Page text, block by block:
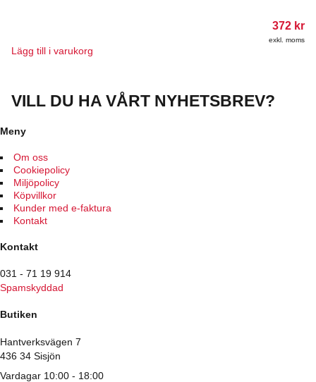
372 kr
exkl. moms
Lägg till i varukorg
VILL DU HA VÅRT NYHETSBREV?
Meny
Om oss
Cookiepolicy
Miljöpolicy
Köpvillkor
Kunder med e-faktura
Kontakt
Kontakt
031 - 71 19 914
Spamskyddad
Butiken
Hantverksvägen 7
436 34 Sisjön
Vardagar 10:00 - 18:00